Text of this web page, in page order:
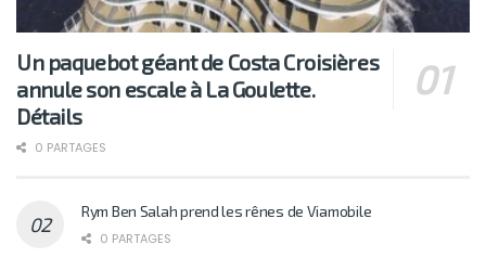
Un paquebot géant de Costa Croisières
annule son escale à La Goulette.
Détails
0 PARTAGES
Rym Ben Salah prend les rênes de Viamobile
0 PARTAGES